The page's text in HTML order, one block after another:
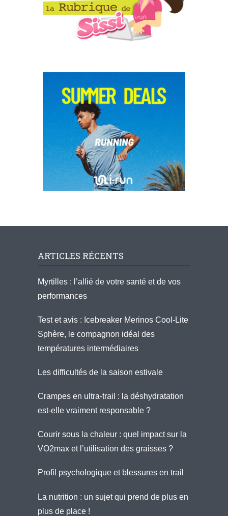
ARTICLES RÉCENTS
Myrtilles : l’allié de votre santé et de vos
performances
Test et avis : Icebreaker Merinos Cool-Lite
Sphère, le compagnon idéal des
températures intermédiaires
Les difficultés de la saison estivale
Crampes en ultra-trail : la déshydratation
est-elle vraiment responsable ?
Courir sous la chaleur : quel impact sur la
VO2max et l’utilisation des graisses ?
Profil psychologique et blessures en trail
La nutrition : un sujet qui prend de plus en
plus de place !